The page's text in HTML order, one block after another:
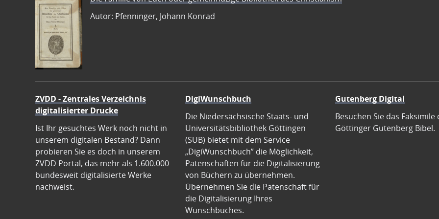
Autor: Pfenninger, Johann Konrad
ZVDD - Zentrales Verzeichnis
digitalisierter Drucke
Ist Ihr gesuchtes Werk noch nicht in
unserem digitalen Bestand? Dann
probieren Sie es doch in unserem
ZVDD Portal, das mehr als 1.600.000
bundesweit digitalisierte Werke
nachweist.
DigiWunschbuch
Die Niedersächsische Staats- und
Universitätsbibliothek Göttingen
(SUB) bietet mit dem Service
„DigiWunschbuch” die Möglichkeit,
Patenschaften für die Digitalisierung
von Büchern zu übernehmen.
Übernehmen Sie die Patenschaft für
die Digitalisierung Ihres
Wunschbuches.
Gutenberg Digital
Besuchen Sie das Faksimile
Göttinger Gutenberg Bibel.